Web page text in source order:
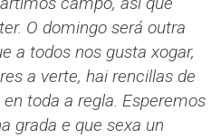
O domingo será outra
a todos nos gusta xogar,
a verte, hai rencillas de
toda a regla. Esperemos
grada e que sexa un